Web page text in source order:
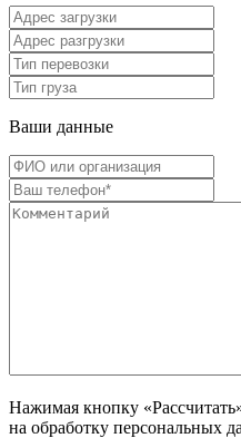
Ваши данные
Нажимая кнопку
на обработку персональных